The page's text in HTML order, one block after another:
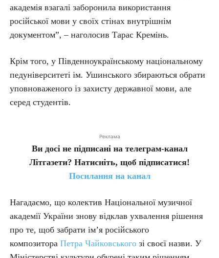
академія взагалі заборонила використання
російської мови у своїх стінах внутрішнім
документом”, – наголосив Тарас Кремінь.
Крім того, у Південноукраїнському національному
педуніверситеті ім. Ушинського збираються обрати
уповноваженого із захисту державної мови, але
серед студентів.
Реклама
Ви досі не підписані на телеграм-канал
Літгазети? Натисніть, щоб підписатися!
Посилання на канал
Нагадаємо, що колектив Національної музичної
академії України знову відклав ухвалення рішення
про те, щоб забрати імʼя російського
композитора Петра Чайковського зі своєї назви. У